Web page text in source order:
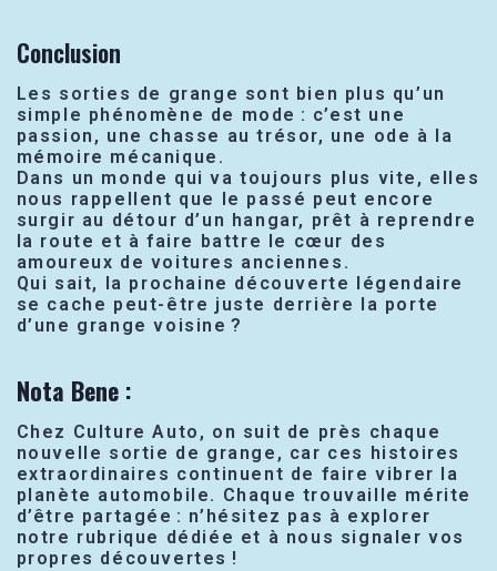
Conclusion
Les sorties de grange sont bien plus qu’un
simple phénomène de mode : c’est une
passion, une chasse au trésor, une ode à la
mémoire mécanique.
Dans un monde qui va toujours plus vite, elles
nous rappellent que le passé peut encore
surgir au détour d’un hangar, prêt à reprendre
la route et à faire battre le cœur des
amoureux de voitures anciennes.
Qui sait, la prochaine découverte légendaire
se cache peut-être juste derrière la porte
d’une grange voisine ?
Nota Bene :
Chez Culture Auto, on suit de près chaque
nouvelle sortie de grange, car ces histoires
extraordinaires continuent de faire vibrer la
planète automobile. Chaque trouvaille mérite
d’être partagée : n’hésitez pas à explorer
notre rubrique dédiée et à nous signaler vos
propres découvertes !